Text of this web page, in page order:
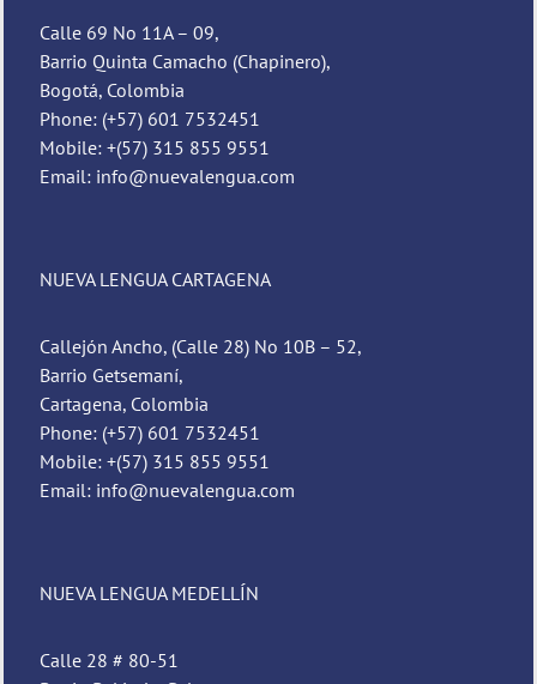
Calle 69 No 11A – 09,
Barrio Quinta Camacho (Chapinero),
Bogotá, Colombia
Phone: (+57) 601 7532451
Mobile: +(57) 315 855 9551
Email: info@nuevalengua.com
NUEVA LENGUA CARTAGENA
Callejón Ancho, (Calle 28) No 10B – 52,
Barrio Getsemaní,
Cartagena, Colombia
Phone: (+57) 601 7532451
Mobile: +(57) 315 855 9551
Email: info@nuevalengua.com
NUEVA LENGUA MEDELLÍN
Calle 28 # 80-51